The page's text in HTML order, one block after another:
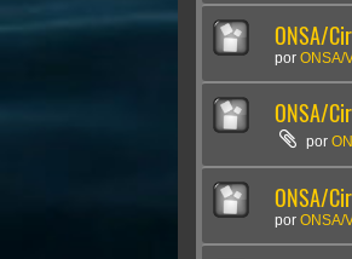
ONSA/
por ONSA/
ONSA/
por
ONSA/
por ONSA/